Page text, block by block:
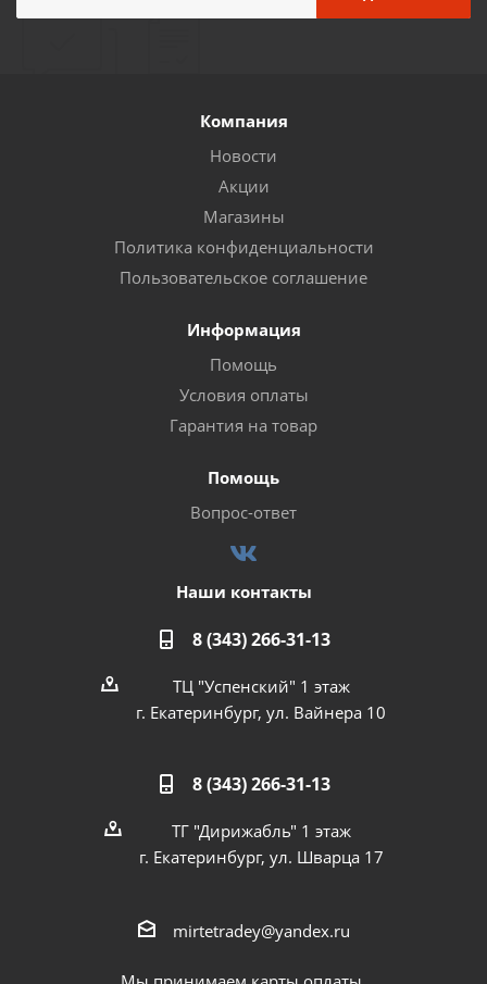
Компания
Новости
Акции
Магазины
Политика конфиденциальности
Пользовательское соглашение
Информация
Помощь
Условия оплаты
Гарантия на товар
Помощь
Вопрос-ответ
Наши контакты
8 (343) 266-31-13
ТЦ "Успенский" 1 этаж
г. Екатеринбург, ул. Вайнера 10
8 (343) 266-31-13
ТГ "Дирижабль" 1 этаж
г. Екатеринбург, ул. Шварца 17
mirtetradey@yandex.ru